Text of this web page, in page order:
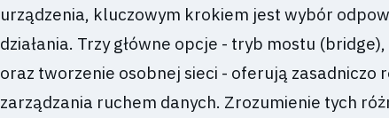
urządzenia, kluczowym krokiem jest wybór
działania. Trzy główne opcje - tryb mostu
oraz tworzenie osobnej sieci - oferują zasadniczo
zarządzania ruchem danych. Zrozumienie tych